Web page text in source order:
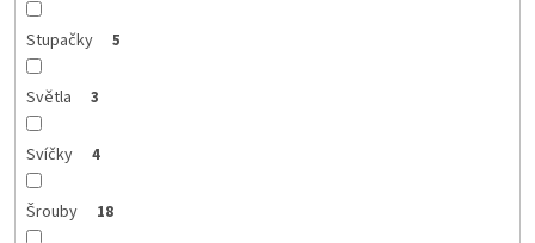
Stupačky 5
Světla 3
Svíčky 4
Šrouby 18